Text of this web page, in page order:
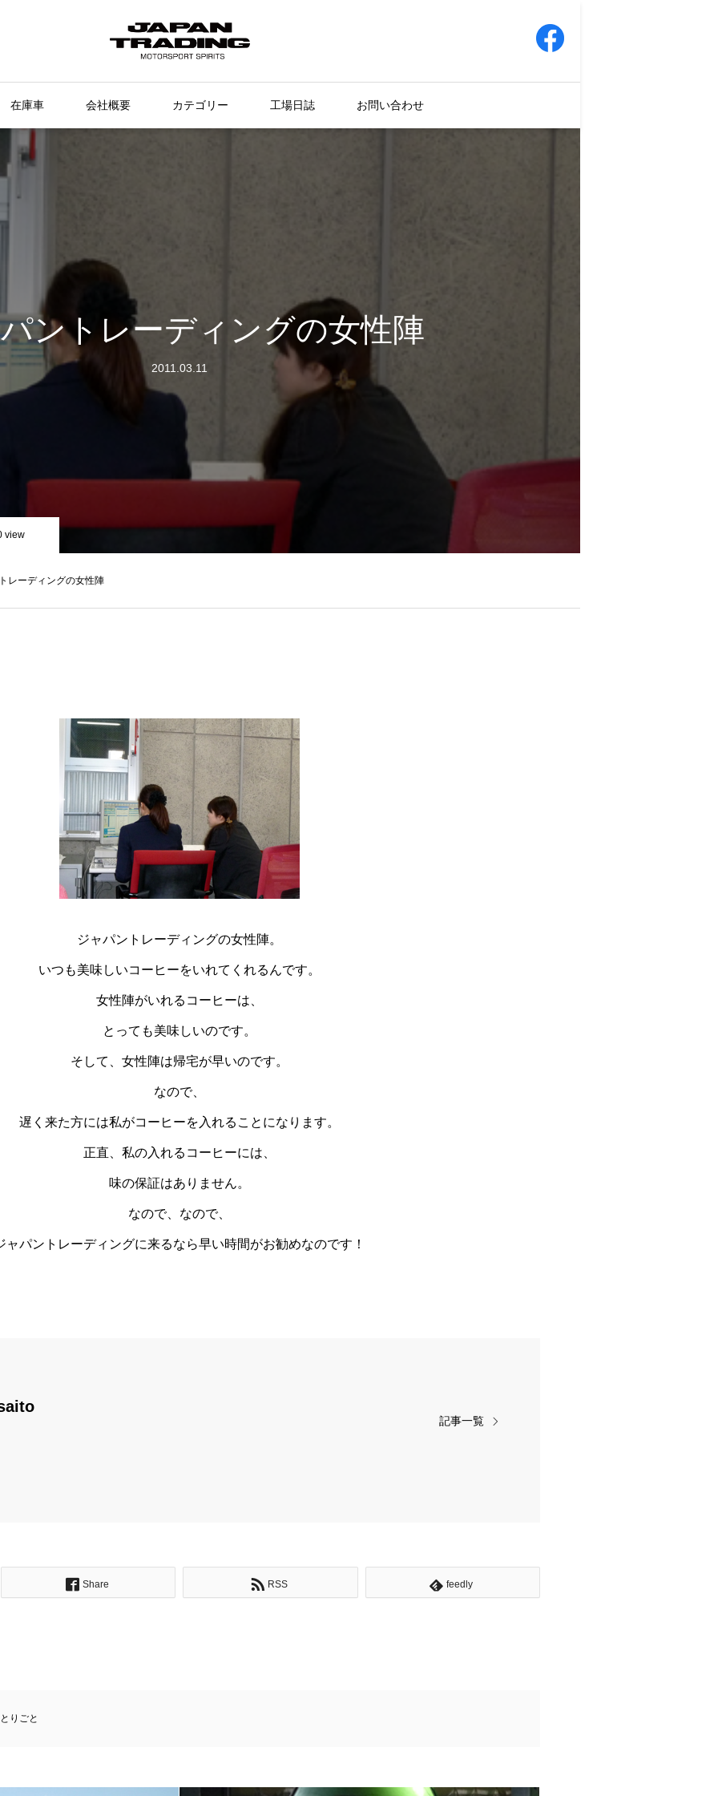
在庫車 会社概要 カテゴリー 工場日誌 お問い合わせ
ントレーディングの女性陣
2011.03.11
view
レーディングの女性陣
ジャパントレーディングの女性陣。
いつも美味しいコーヒーをいれてくれるんです。
女性陣がいれるコーヒーは、
とっても美味しいのです。
そして、女性陣は帰宅が早いのです。
なので、
遅く来た方には私がコーヒーを入れることになります。
正直、私の入れるコーヒーには、
味の保証はありません。
なので、なので、
ャパントレーディングに来るなら早い時間がお勧めなのです！
記事一覧
Share RSS feedly
りごと